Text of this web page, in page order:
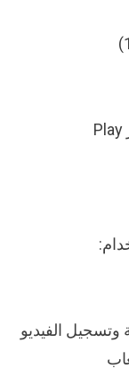
وتسجيل الفيديو